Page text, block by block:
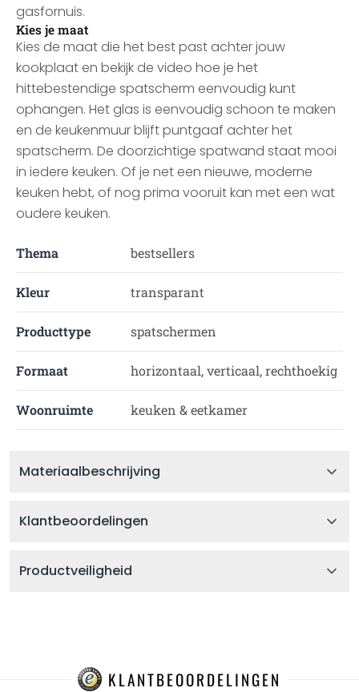
gasfornuis.
Kies je maat
Kies de maat die het best past achter jouw
kookplaat en bekijk de video hoe je het
hittebestendige spatscherm eenvoudig kunt
ophangen. Het glas is eenvoudig schoon te maken
en de keukenmuur blijft puntgaaf achter het
spatscherm. De doorzichtige spatwand staat mooi
in iedere keuken. Of je net een nieuwe, moderne
keuken hebt, of nog prima vooruit kan met een wat
oudere keuken.
Thema bestsellers
Kleur transparant
Producttype spatschermen
Formaat horizontaal, verticaal, rechthoekig
Woonruimte keuken & eetkamer
Materiaalbeschrijving
Klantbeoordelingen
Productveiligheid
KLANTBEOORDELINGEN